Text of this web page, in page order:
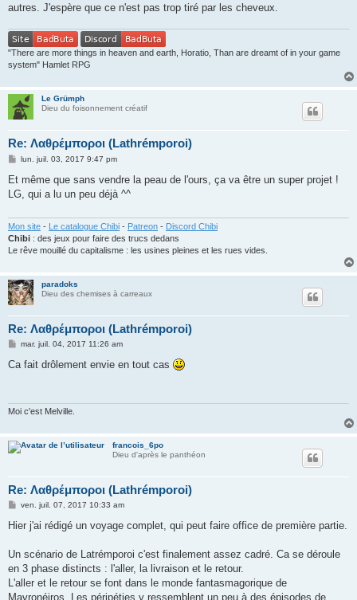
autres. J'espère que ce n'est pas trop tiré par les cheveux.
"There are more things in heaven and earth, Horatio, Than are dreamt of in your game
system" Hamlet RPG
Le Grümph
Dieu du foisonnement créatif
Re: Λαθρέμποροι (Lathrémporoi)
M
s
a
lun. juil. 03, 2017 9:47 pm
Et même que sans vendre la peau de l'ours, ça va être un super projet !
LG, qui a lu un peu déjà ^^
Mon site - Le catalogue Chibi - Patreon - Discord Chibi
Chibi : des jeux pour faire des trucs dedans
Le rêve mouillé du capitalisme : les usines pleines et les rues vides.
paradoks
Dieu des chemises à carreaux
Re: Λαθρέμποροι (Lathrémporoi)
M
s
mar. juil. 04, 2017 11:26 am
Ca fait drôlement envie en tout cas
Moi c'est Melville.
francois_6po
Dieu d'après le panthéon
Re: Λαθρέμποροι (Lathrémporoi)
M
s
g
ven. juil. 07, 2017 10:33 am
Hier j'ai rédigé un voyage complet, qui peut faire office de première partie.
Un scénario de Latrémporoi c'est finalement assez cadré. Ca se déroule
en 3 phase distincts : l'aller, la livraison et le retour.
L'aller et le retour se font dans le monde fantasmagorique de
Mavronéiros. Les péripéties y ressemblent un peu à des épisodes de